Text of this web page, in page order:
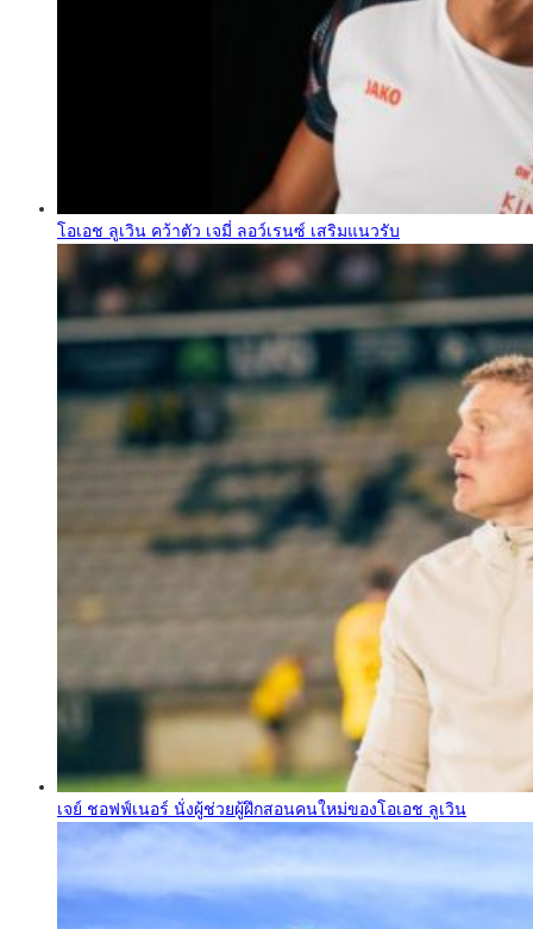
โอเอช ลูเวิน คว้าตัว เจมี่ ลอว์เรนซ์ เสริมแนวรับ
เจย์ ชอฟฟ์เนอร์ นั่งผู้ช่วยผู้ฝึกสอนคนใหม่ของโอเอช ลูเวิน